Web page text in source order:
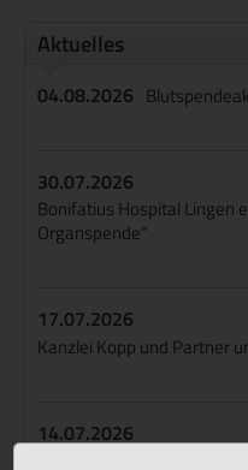
Aktuelles
04.08.2026
30.07.2026
Bonifatius Hospital Lingen
Organspende“
17.07.2026
Kanzlei Kopp und Partner
14.07.2026